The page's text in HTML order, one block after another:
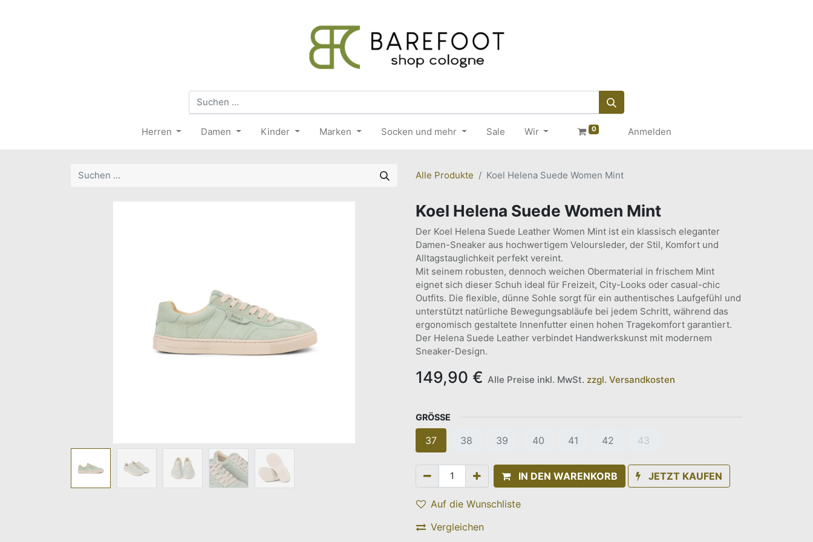
Herren Damen Kinder Marken Socken und mehr Sale Wir 0 Anmelden
Alle Produkte Koel Helena Suede Women Mint
Koel Helena Suede Women Mint
Der Koel Helena Suede Leather Women Mint ist ein klassisch eleganter
Damen-Sneaker aus hochwertigem Veloursleder, der Stil, Komfort und
Alltagstauglichkeit perfekt vereint.
Mit seinem robusten, dennoch weichen Obermaterial in frischem Mint
eignet sich dieser Schuh ideal für Freizeit, City-Looks oder casual-chic
Outfits. Die flexible, dünne Sohle sorgt für ein authentisches Laufgefühl und
unterstützt natürliche Bewegungsabläufe bei jedem Schritt, während das
ergonomisch gestaltete Innenfutter einen hohen Tragekomfort garantiert.
Der Helena Suede Leather verbindet Handwerkskunst mit modernem
Sneaker-Design.
149,90 € Alle Preise inkl. MwSt. zzgl. Versandkosten
GRÖSSE
37 38 39 40 41 42 43
IN DEN WARENKORB JETZT KAUFEN
Auf die Wunschliste
Vergleichen